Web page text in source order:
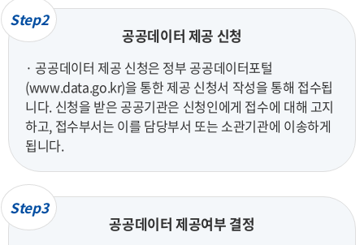
Step2
공공데이터 제공 신청
· 공공데이터 제공 신청은 정부 공공데이터포털
(www.data.go.kr)을 통한 제공 신청서 작성을 통해 접수됩
니다. 신청을 받은 공공기관은 신청인에게 접수에 대해 고지
하고, 접수부서는 이를 담당부서 또는 소관기관에 이송하게
됩니다.
Step3
공공데이터 제공여부 결정